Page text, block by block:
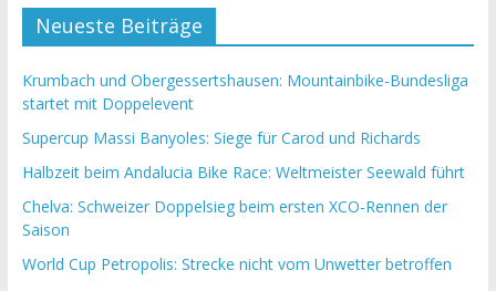
Neueste Beiträge
Krumbach und Obergessertshausen: Mountainbike-Bundesliga
startet mit Doppelevent
Supercup Massi Banyoles: Siege für Carod und Richards
Halbzeit beim Andalucia Bike Race: Weltmeister Seewald führt
Chelva: Schweizer Doppelsieg beim ersten XCO-Rennen der
Saison
World Cup Petropolis: Strecke nicht vom Unwetter betroffen